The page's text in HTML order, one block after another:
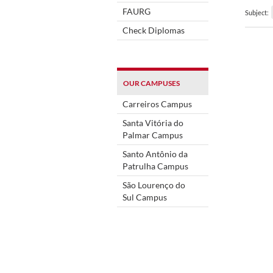
FAURG
Check Diplomas
OUR CAMPUSES
Carreiros Campus
Santa Vitória do
Palmar Campus
Santo Antônio da
Patrulha Campus
São Lourenço do
Sul Campus
Subject: